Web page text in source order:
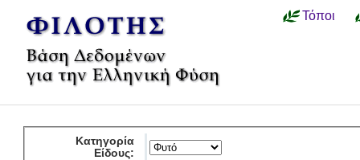
Τόποι
Κατηγορία
Είδους: